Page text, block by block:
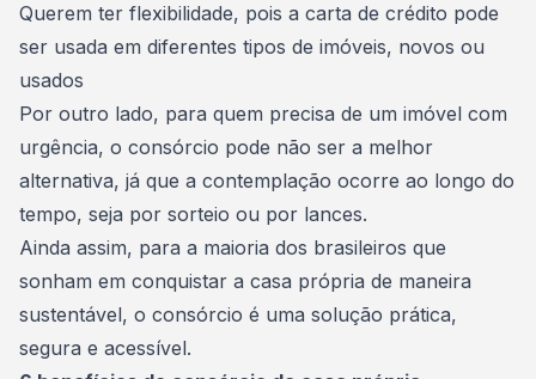
Querem ter flexibilidade, pois a carta de crédito pode
ser usada em diferentes tipos de imóveis, novos ou
usados
Por outro lado, para quem precisa de um imóvel com
urgência, o consórcio pode não ser a melhor
alternativa, já que a contemplação ocorre ao longo do
tempo, seja por sorteio ou por lances.
Ainda assim, para a maioria dos brasileiros que
sonham em conquistar a casa própria de maneira
sustentável, o consórcio é uma solução prática,
segura e acessível.